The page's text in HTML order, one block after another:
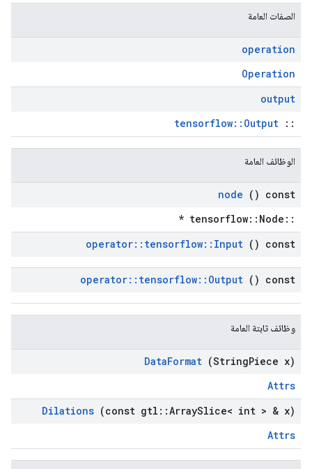
الصفات العامة
operation
Operation
output
::
tensorflow::Output
الوظائف العامة
node () const
::tensorflow::Node *
operator:: tensorflow:: Input () const
operator:: tensorflow:: Output () const
وظائف ثابتة العامة
DataFormat (StringPiece x)
Attrs
Dilations (const gtl ::ArraySlice< int > & x)
Attrs